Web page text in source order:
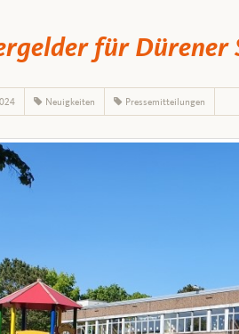
für Dürener
Neuigkeiten Pressemitteilungen